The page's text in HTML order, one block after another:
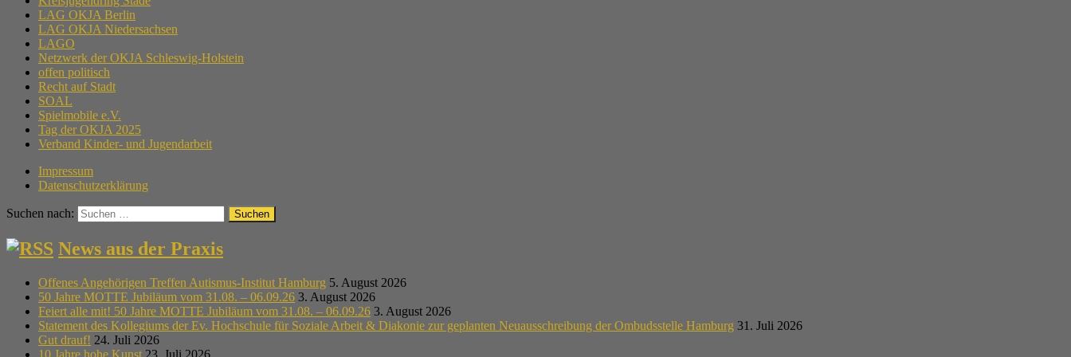
LAG OKJA Berlin
LAG OKJA Niedersachsen
LAGO
Netzwerk der OKJA Schleswig-Holstein
offen politisch
Recht auf Stadt
SOAL
Spielmobile e.V.
Tag der OKJA 2025
Verband Kinder- und Jugendarbeit
Impressum
Datenschutzerklärung
Suchen nach:
News aus der Praxis
Offenes Angehörigen Treffen Autismus-Institut Hamburg 5. August 2026
50 Jahre MOTTE Jubiläum vom 31.08. – 06.09.26 3. August 2026
Feiert alle mit! 50 Jahre MOTTE Jubiläum vom 31.08. – 06.09.26 3. August 2026
Statement des Kollegiums der Ev. Hochschule für Soziale Arbeit & Diakonie zur geplanten Neuausschreibung der Ombudsstelle Hamburg 31. Juli 2026
Gut drauf! 24. Juli 2026
10 Jahre hohe Kunst 23. Juli 2026